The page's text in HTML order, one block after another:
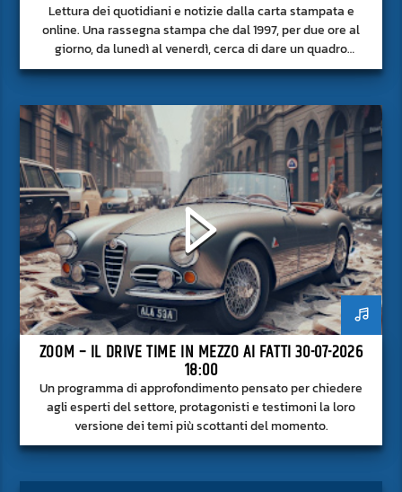
Lettura dei quotidiani e notizie dalla carta stampata e
online. Una rassegna stampa che dal 1997, per due ore al
giorno, da lunedì al venerdì, cerca di dare un quadro
approfondito delle notizie del giorno, senza fermarsi alla
ZOOM – IL DRIVE TIME IN MEZZO AI FATTI 30-07-2026
18:00
Un programma di approfondimento pensato per chiedere
agli esperti del settore, protagonisti e testimoni la loro
versione dei temi più scottanti del momento.